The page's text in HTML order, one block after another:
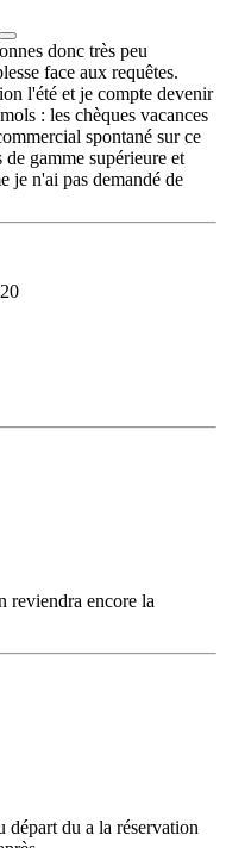
donc très peu
face aux requêtes.
l'été et je compte devenir
: les chèques vacances
spontané sur ce
gamme supérieure et
je n'ai pas demandé de
reviendra encore la
départ du a la réservation